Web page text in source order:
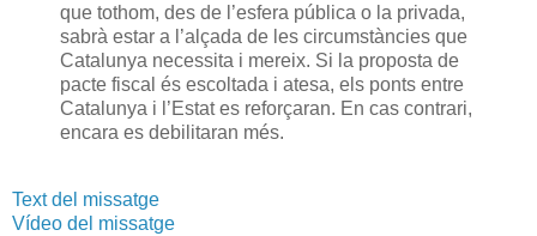
que tothom, des de l’esfera pública o la privada,
sabrà estar a l’alçada de les circumstàncies que
Catalunya necessita i mereix. Si la proposta de
pacte fiscal és escoltada i atesa, els ponts entre
Catalunya i l’Estat es reforçaran. En cas contrari,
encara es debilitaran més.
Text del missatge
Vídeo del missatge